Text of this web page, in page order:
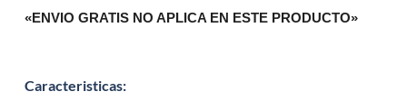
«ENVIO GRATIS NO APLICA EN ESTE PRODUCTO»
Caracteristicas: